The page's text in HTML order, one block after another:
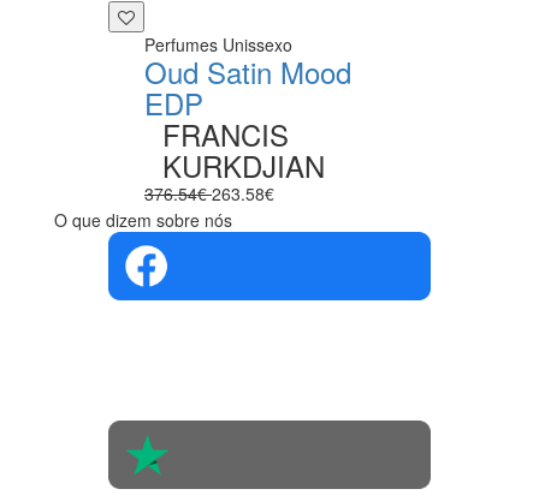
Perfumes Unissexo
Oud Satin Mood
EDP
FRANCIS
KURKDJIAN
376.54€263.58€
O que dizem sobre nós